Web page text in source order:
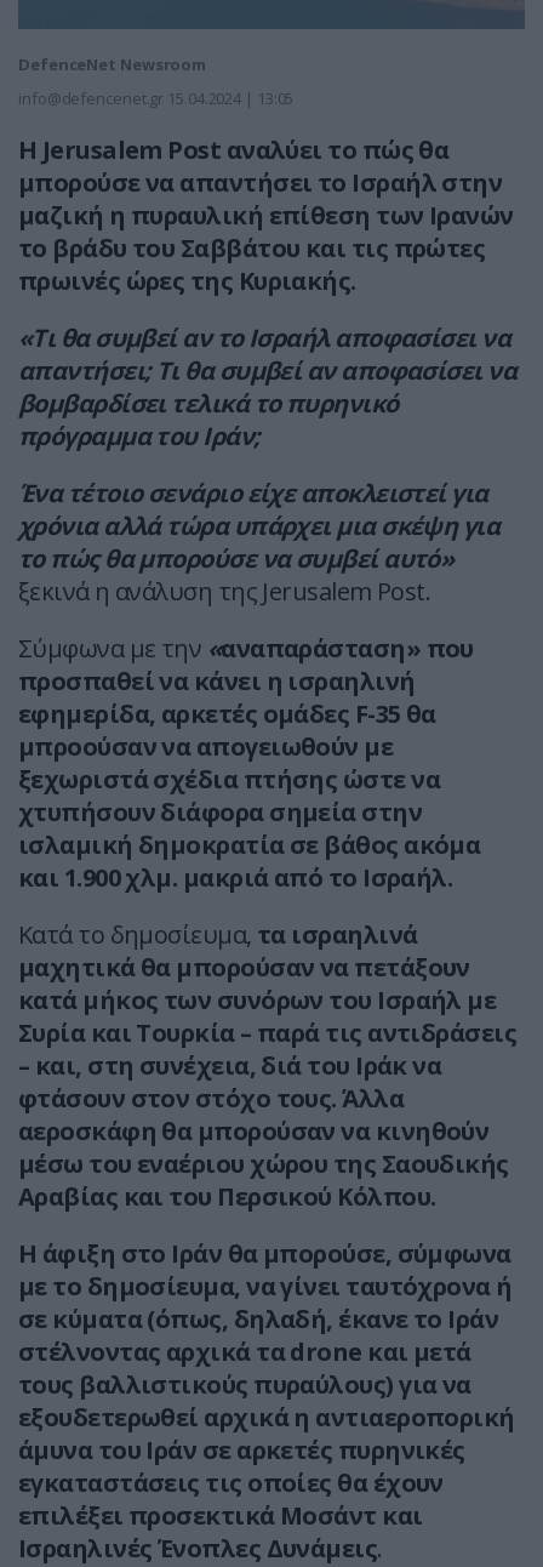
DefenceNet Newsroom
info@defencenet.gr 15.04.2024 | 13:05
Η Jerusalem Post αναλύει το πώς θα
μπορούσε να απαντήσει το Ισραήλ στην
μαζική η πυραυλική επίθεση των Ιρανών
το βράδυ του Σαββάτου και τις πρώτες
πρωινές ώρες της Κυριακής.
«Τι θα συμβεί αν το Ισραήλ αποφασίσει να
απαντήσει; Τι θα συμβεί αν αποφασίσει να
βομβαρδίσει τελικά το πυρηνικό
πρόγραμμα του Ιράν;
Ένα τέτοιο σενάριο είχε αποκλειστεί για
χρόνια αλλά τώρα υπάρχει μια σκέψη για
το πώς θα μπορούσε να συμβεί αυτό»
ξεκινά η ανάλυση της Jerusalem Post.
Σύμφωνα με την «αναπαράσταση» που
προσπαθεί να κάνει η ισραηλινή
εφημερίδα, αρκετές ομάδες F-35 θα
μπροούσαν να απογειωθούν με
ξεχωριστά σχέδια πτήσης ώστε να
χτυπήσουν διάφορα σημεία στην
ισλαμική δημοκρατία σε βάθος ακόμα
και 1.900 χλμ. μακριά από το Ισραήλ.
Κατά το δημοσίευμα, τα ισραηλινά
μαχητικά θα μπορούσαν να πετάξουν
κατά μήκος των συνόρων του Ισραήλ με
Συρία και Τουρκία – παρά τις αντιδράσεις
– και, στη συνέχεια, διά του Ιράκ να
φτάσουν στον στόχο τους. Άλλα
αεροσκάφη θα μπορούσαν να κινηθούν
μέσω του εναέριου χώρου της Σαουδικής
Αραβίας και του Περσικού Κόλπου.
Η άφιξη στο Ιράν θα μπορούσε, σύμφωνα
με το δημοσίευμα, να γίνει ταυτόχρονα ή
σε κύματα (όπως, δηλαδή, έκανε το Ιράν
στέλνοντας αρχικά τα drone και μετά
τους βαλλιστικούς πυραύλους) για να
εξουδετερωθεί αρχικά η αντιαεροπορική
άμυνα του Ιράν σε αρκετές πυρηνικές
εγκαταστάσεις τις οποίες θα έχουν
επιλέξει προσεκτικά Μοσάντ και
Ισραηλινές Ένοπλες Δυνάμεις.